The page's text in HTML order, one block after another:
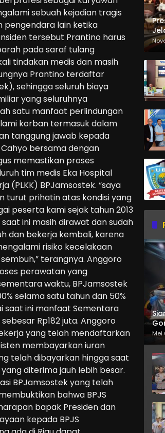
sebuah kejadian tragis
lain ketika
tersebut Prantino harus
pada saraf tulang
tindakan medis dan masih
Prantino terdaftar
sehingga seluruh biaya
yang seluruhnya
satu manfaat perlindungan
korban termasuk dalam
tanggung jawab kepada
bersama dengan
memastikan proses
tim medis Eka Hospital
(PLKK) BPJamsostek. “saya
turut prihatin atas kondisi yang
peserta kami sejak tahun 2013
ini masih dirawat dan sudah
dan bekerja kembali, karena
risiko kecelakaan
terangnya. Anggoro
perawatan yang
waktu, BPJamsostek
selama satu tahun dan 50%
saat ini manfaat Sementara
Rp182 juta. Anggoro
yang telah mendaftarkan
membayarkan iuran
telah dibayarkan hingga saat
diterima jauh lebih besar.
BPJamsostek yang telah
bahwa BPJS
bapak Presiden dan
kepada BPJS
Mei